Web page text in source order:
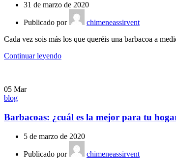
31 de marzo de 2020
Publicado por
chimeneassirvent
Cada vez sois más los que queréis una barbacoa a
Continuar leyendo
05 Mar
blog
Barbacoas: ¿cuál es la mejor para tu
5 de marzo de 2020
Publicado por
chimeneassirvent